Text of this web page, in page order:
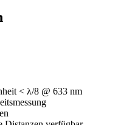
< λ/8 @ 633 nm